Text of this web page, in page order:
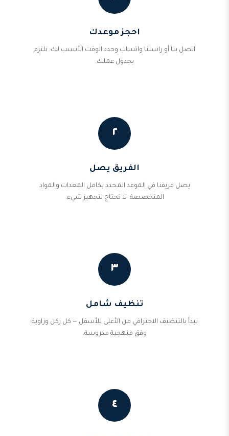
احجز موعدك
اتصل بنا أو راسلنا واتساب وحدد الوقت الأنسب لك. نلتزم
بجدول عملك.
٢
الفريق يصل
يصل فريقنا في الموعد المحدد بكامل المعدات والمواد
المتخصصة. لا تحتاج لتجهيز شيء.
٣
تنظيف شامل
نبدأ بالتنظيف الاحترافي من الأعلى للأسفل — كل ركن وزاوية
وفق منهجية مدروسة.
٤